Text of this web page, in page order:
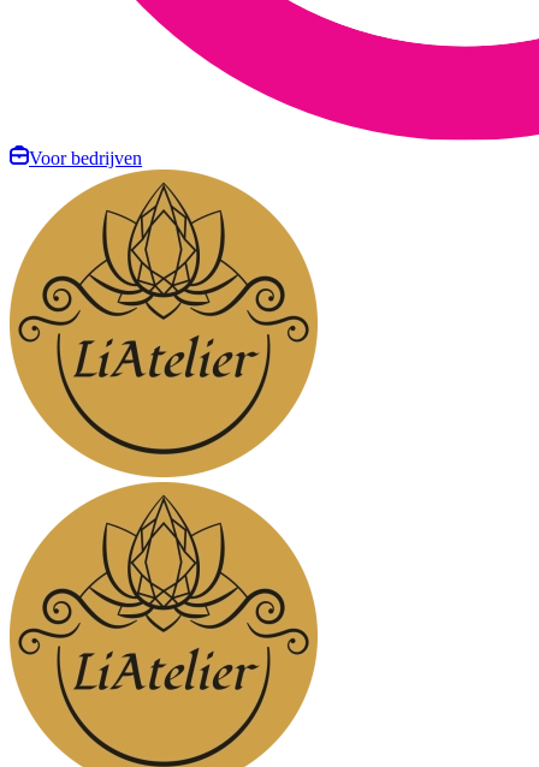
Voor bedrijven